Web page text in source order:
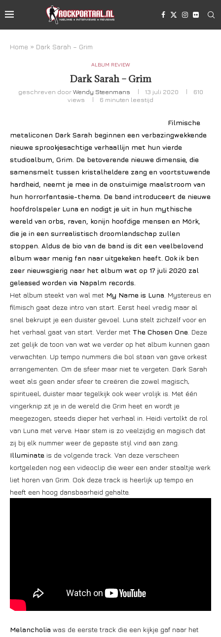
Home » Dark Sarah – Grim
ALBUM REVIEW
Dark Sarah – Grim
geschreven doorWendy Steenmans 13 juli 2020
610
views
6 minuten leestijd
Filmische
metaliconen Dark Sarah beginnen een verbazingwekkende
nieuwe sprookjesachtige verhaallijn met hun vierde
studioalbum, Grim. De betoverende nieuwe dimensie, die
samensmelt tussen kristalheldere zang en voortstuwende
hardheid, neemt je mee in de onstuimige maalstroom van
hun horrorfantasie-thema. De band introduceert de nieuwe
hoofdrolspeler Luna en nodigt je uit in hun mythische
wereld van orbs, raven, konijn hoofdige mensen en Mörk,
die je in een surrealistisch droomlandschap zullen
stoppen. Aldus de bio van de band is dit een veelbelovend
album waar menig fan naar uitgekeken heeft. Ook ik ben
zeer nieuwsgierig naar het album wat op 17 juli 2020 zal
geleased worden via Napalm records.
Het album steekt van wal met My Name is Luna . Mystereus en
filmisch gaat deze intro van start. Eerst heel vredig maar al
snel bekruipt je een duister gevoel. Luna stelt zichzelf voor en
het verhaal gaat van start. Verder met The Chosen One . Deze
zet gelijk de toon van wat we verder op het album kunnen gaan
verwachten. Up tempo nummers die bol staan van gave orkest
arrangementen. Om de sfeer maar niet te vergeten. Dark Sarah
weet als geen ander sfeer te creëren die zowel magisch,
spiritueel, duister maar tegelkijk ook weer vrolijk is. Met één
vingerknip zit je in de wereld die Grim heet en wordt je
meegezogen, steeds dieper het verhaal in. Heidi vertolkt de rol
van Luna met verve. Haar stem is zo veelzijdig en magisch dat
zij bij elk nummer weer de gepaste stijl vind aan zang.
Illuminate is de volgende track. Van deze verscheen
kortgeleden nog een videoclip die weer een ander staaltje werk
liet horen van Grim. Ook deze track is heerlijk up tempo en
heeft een hoog dansbaarheid gehalte.
Melancholia was de eerste track die een kijkje gaf naar het